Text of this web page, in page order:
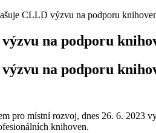
CLLD výzvu na podporu
na podporu
na podporu
pro místní rozvoj, dnes 26. 6.
knihoven.